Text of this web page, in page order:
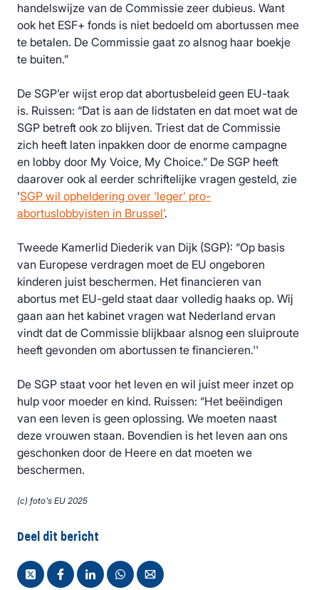
handelswijze van de Commissie zeer dubieus. Want
ook het ESF+ fonds is niet bedoeld om abortussen mee
te betalen. De Commissie gaat zo alsnog haar boekje
te buiten.”
De SGP’er wijst erop dat abortusbeleid geen EU-taak
is. Ruissen: “Dat is aan de lidstaten en dat moet wat de
SGP betreft ook zo blijven. Triest dat de Commissie
zich heeft laten inpakken door de enorme campagne
en lobby door My Voice, My Choice.” De SGP heeft
daarover ook al eerder schriftelijke vragen gesteld, zie
‘SGP wil opheldering over ‘leger’ pro-
abortuslobbyisten in Brussel’.
Tweede Kamerlid Diederik van Dijk (SGP): “Op basis
van Europese verdragen moet de EU ongeboren
kinderen juist beschermen. Het financieren van
abortus met EU-geld staat daar volledig haaks op. Wij
gaan aan het kabinet vragen wat Nederland ervan
vindt dat de Commissie blijkbaar alsnog een sluiproute
heeft gevonden om abortussen te financieren.''
De SGP staat voor het leven en wil juist meer inzet op
hulp voor moeder en kind. Ruissen: “Het beëindigen
van een leven is geen oplossing. We moeten naast
deze vrouwen staan. Bovendien is het leven aan ons
geschonken door de Heere en dat moeten we
beschermen.
(c) foto's EU 2025
Deel dit bericht